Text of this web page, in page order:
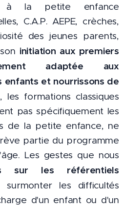
à la petite enfance
C.A.P. AEPE, crèches,
des jeunes parents,
initiation aux premiers
adaptée aux
et nourrissons de
les formations classiques
pas spécifiquement les
de la petite enfance, ne
partie du programme
Les gestes que nous
sur les référentiels
les difficultés
d'un enfant ou d'un